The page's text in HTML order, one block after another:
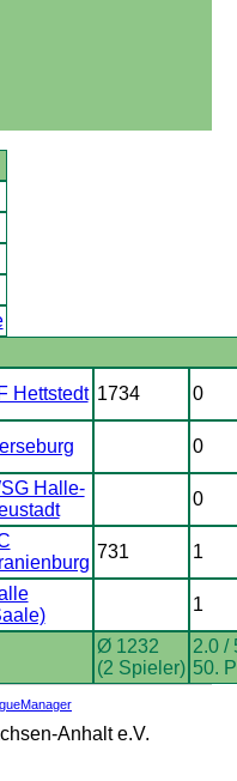
Hettstedt 1734 0
0
Halle-
0
731 1
1
Ø 1232
(2 Spieler)
2.0 /
50.
Anhalt e.V.